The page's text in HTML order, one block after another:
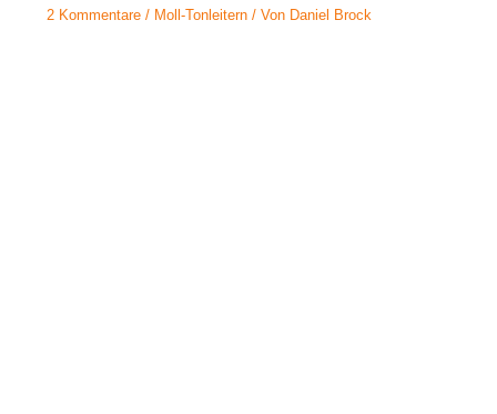
2 Kommentare / Moll-Tonleitern/ Von Daniel Brock